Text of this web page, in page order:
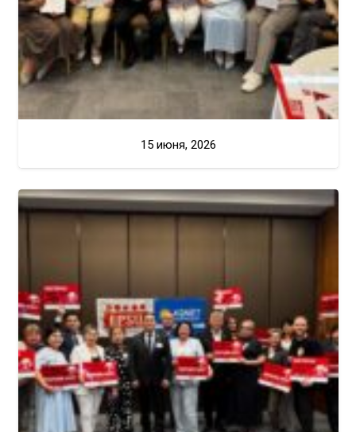
15 июня, 2026